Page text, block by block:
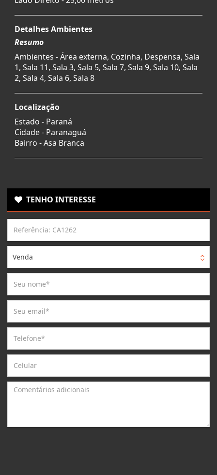
Detalhes Ambientes
Resumo
Ambientes - Área externa, Cozinha, Despensa, Sala
1, Sala 11, Sala 3, Sala 5, Sala 7, Sala 9, Sala 10, Sala
2, Sala 4, Sala 6, Sala 8
Localização
Estado - Paraná
Cidade - Paranaguá
Bairro -Asa Branca
TENHO INTERESSE
Venda